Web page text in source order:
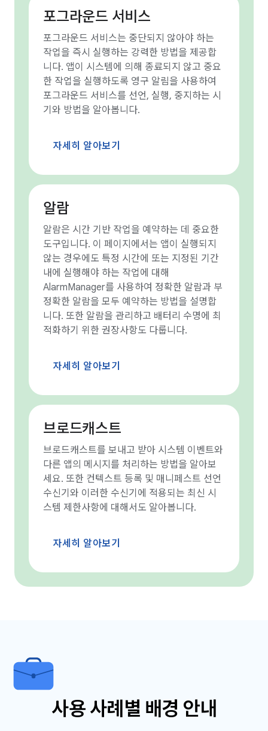
포그라운드 서비스
포그라운드 서비스는 중단되지 않아야 하는
작업을 즉시 실행하는 강력한 방법을 제공합
니다. 앱이 시스템에 의해 종료되지 않고 중요
한 작업을 실행하도록 영구 알림을 사용하여
포그라운드 서비스를 선언, 실행, 중지하는 시
기와 방법을 알아봅니다.
자세히 알아보기
알람
알람은 시간 기반 작업을 예약하는 데 중요한
도구입니다. 이 페이지에서는 앱이 실행되지
않는 경우에도 특정 시간에 또는 지정된 기간
내에 실행해야 하는 작업에 대해
AlarmManager를 사용하여 정확한 알람과 부
정확한 알람을 모두 예약하는 방법을 설명합
니다. 또한 알람을 관리하고 배터리 수명에 최
적화하기 위한 권장사항도 다룹니다.
자세히 알아보기
브로드캐스트
브로드캐스트를 보내고 받아 시스템 이벤트와
다른 앱의 메시지를 처리하는 방법을 알아보
세요. 또한 컨텍스트 등록 및 매니페스트 선언
수신기와 이러한 수신기에 적용되는 최신 시
스템 제한사항에 대해서도 알아봅니다.
자세히 알아보기
사용 사례별 배경 안내